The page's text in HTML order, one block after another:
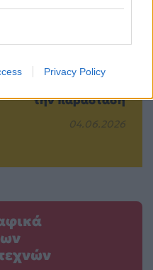
Privacy Policy
Νίκου Απέργη
ανέβηκε στη
την παράσταση
04.06.2026